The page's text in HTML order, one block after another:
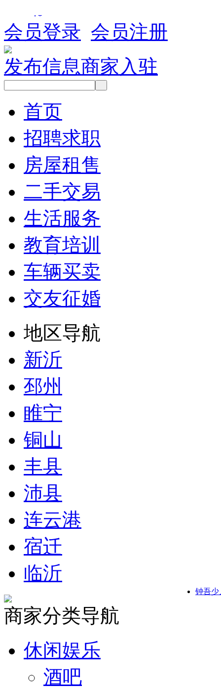
会员登录 会员注册
发布信息商家入驻
首页
招聘求职
房屋租售
二手交易
生活服务
教育培训
车辆买卖
交友征婚
地区导航
新沂
邳州
睢宁
铜山
丰县
沛县
连云港
宿迁
临沂
钟吾少
商家分类导航
休闲娱乐
酒吧